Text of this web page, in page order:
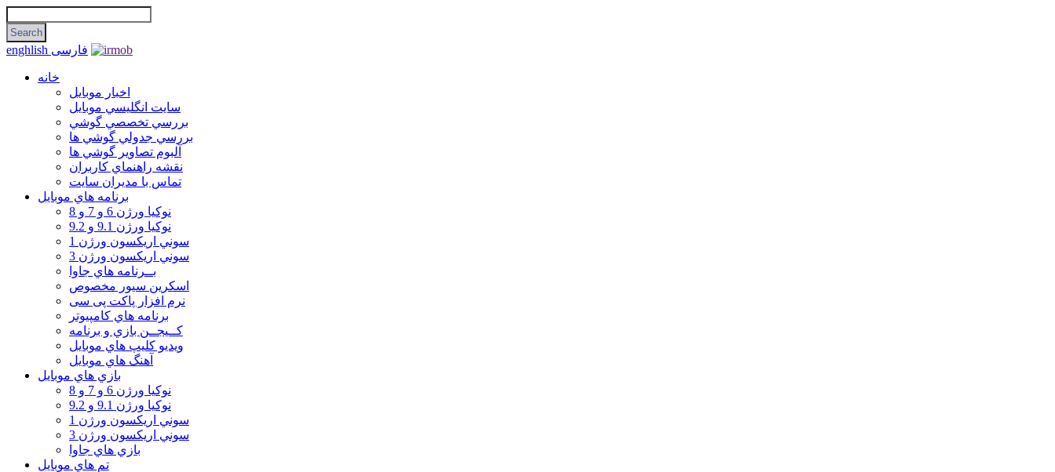
enghlish فارسی
خانه
اخبار موبایل
سايت انگليسي موبايل
بررسي تخصصي گوشي
بررسي جدولي گوشي ها
آلبوم تصاوير گوشي ها
نقشه راهنماي كاربران
تماس با مديران سايت
برنامه هاي موبايل
نوکیا ورژن 6 و 7 و 8
نوکیا ورژن 9.1 و 9.2
سوني اريكسون ورژن 1
سوني اريكسون ورژن 3
بــرنامه هاي جاوا
اسكرين سيور مخصوص
نرم افزار پاکت پی سی
برنامه هاي كامپيوتر
كــيجــن بازي و برنامه
ويديو كليپ هاي موبايل
آهنگ هاي موبايل
بازي هاي موبايل
نوكيا ورژن 6 و 7 و 8
نوكيا ورژن 9.1 و 9.2
سوني اريكسون ورژن 1
سوني اريكسون ورژن 3
بازي هاي جاوا
تم هاي موبايل